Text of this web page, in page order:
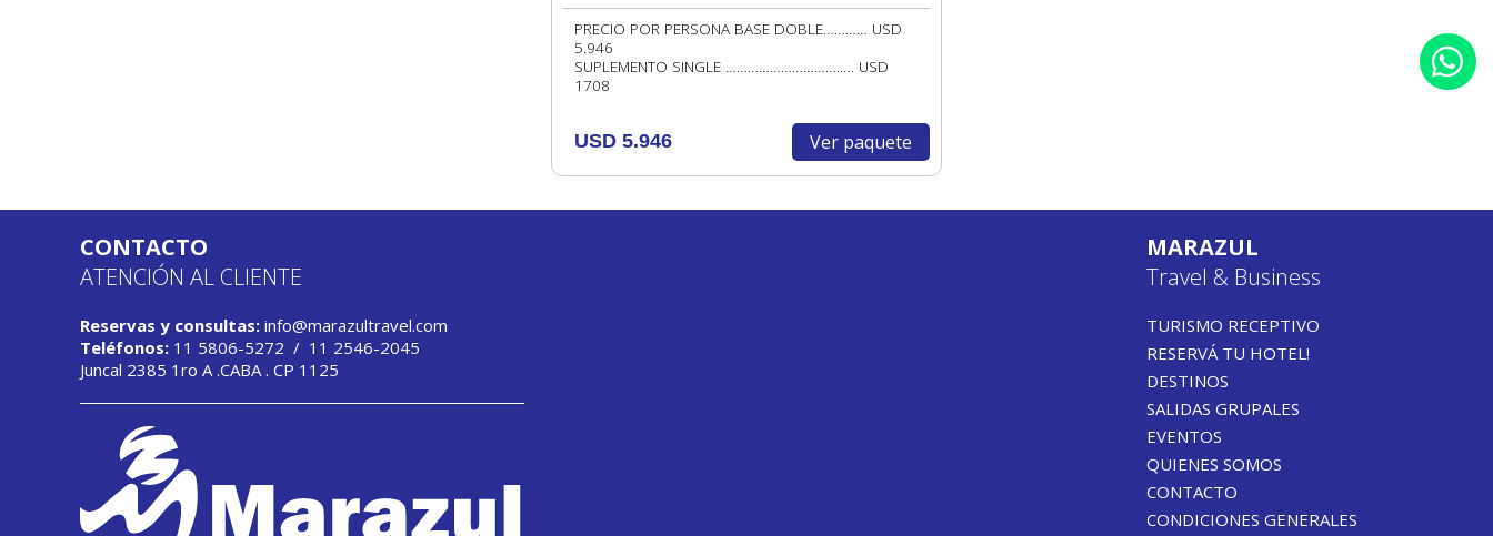
PRECIO POR PERSONA BASE DOBLE………… USD
5.946
SUPLEMENTO SINGLE ………………………….…. USD
1708
USD 5.946 Ver paquete
CONTACTO
ATENCIÓN AL CLIENTE
Reservas y consultas: info@marazultravel.com
Teléfonos: 11 5806-5272 / 11 2546-2045
Juncal 2385 1ro A .CABA . CP 1125
MARAZUL
Travel & Business
TURISMO RECEPTIVO
RESERVÁ TU HOTEL!
DESTINOS
SALIDAS GRUPALES
EVENTOS
QUIENES SOMOS
CONTACTO
CONDICIONES GENERALES